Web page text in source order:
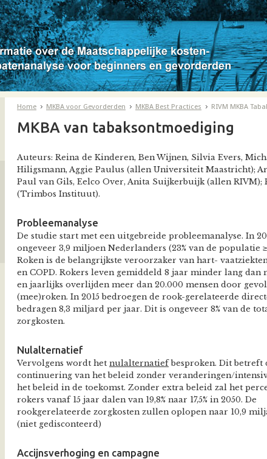
Home MKBA voor Gevorderden MKBA Best Practices RIVM MKBA
MKBA van tabaksontmoediging
Auteurs: Reina de Kinderen, Ben Wijnen, Silvia Evers,
Hiligsmann, Aggie Paulus (allen Universiteit Maastricht);
Paul van Gils, Eelco Over, Anita Suijkerbuijk (allen RIVM);
(Trimbos Instituut).
Probleemanalyse
De studie start met een uitgebreide probleemanalyse. In
ongeveer 3,9 miljoen Nederlanders (23% van de populatie ≥
Roken is de belangrijkste veroorzaker van hart-
en COPD. Rokers leven gemiddeld 8 jaar minder lang dan
en jaarlijks overlijden meer dan 20.000 mensen door
(mee)roken. In 2015 bedroegen de rook-gerelateerde
bedragen 8,3 miljard per jaar. Dit is ongeveer 8% van de
zorgkosten.
Nulalternatief
Vervolgens wordt het nulalternatiefbesproken. Dit betreft
continuering van het beleid zonder veranderingen/
het beleid in de toekomst. Zonder extra beleid zal het
rokers vanaf 15 jaar dalen van 19,8% naar 17,5% in 2050. De
rookgerelateerde zorgkosten zullen oplopen naar 10,9
(niet gedisconteerd)
Accijnsverhoging en campagne